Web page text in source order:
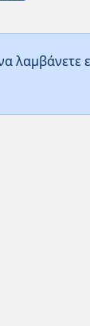
λαμβάνετε